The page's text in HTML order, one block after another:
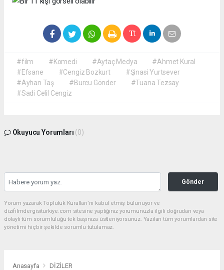
#film #Komedi #Aytaç Medya
#Ahmet Kural
#Efsane
#Cengiz Bozkurt
#Şinasi Yurtsever
#Ayhan Taş
#Burcu Gönder
#Tuana Tezsay
#Sadi Celil Cengiz
Okuyucu Yorumları (0)
Gönder
Yorum yazarak Topluluk Kuralları’nı kabul etmiş bulunuyor ve
dizifilmdergisiturkiye.com sitesine yaptığınız yorumunuzla ilgili doğrudan veya
dolaylı tüm sorumluluğu tek başınıza üstleniyorsunuz. Yazılan tüm yorumlardan site
yönetimi hiçbir şekilde sorumlu tutulamaz.
Anasayfa DİZİLER